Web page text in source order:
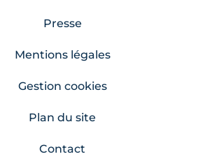
Presse
Mentions légales
Gestion cookies
Plan du site
Contact